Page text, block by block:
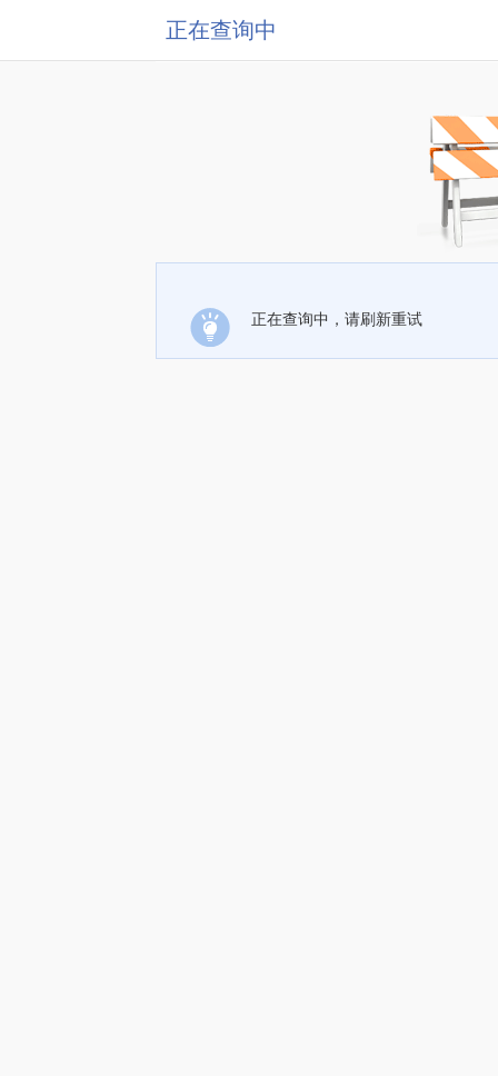
正在查询中
正在查询中，请刷新重试